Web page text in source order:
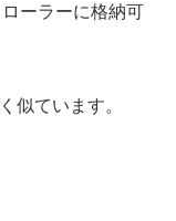
ーラーに格納可
似ています。